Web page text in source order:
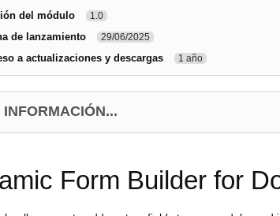
del módulo 1.0
de lanzamiento 29/06/2025
a actualizaciones y descargas 1 año
INFORMACIÓN...
Form Builder for